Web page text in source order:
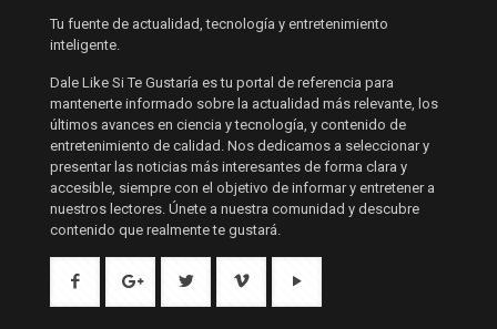
Tu fuente de actualidad, tecnología y entretenimiento
inteligente.
Dale Like Si Te Gustaría es tu portal de referencia para
mantenerte informado sobre la actualidad más relevante, los
últimos avances en ciencia y tecnología, y contenido de
entretenimiento de calidad. Nos dedicamos a seleccionar y
presentar las noticias más interesantes de forma clara y
accesible, siempre con el objetivo de informar y entretener a
nuestros lectores. Únete a nuestra comunidad y descubre
contenido que realmente te gustará.